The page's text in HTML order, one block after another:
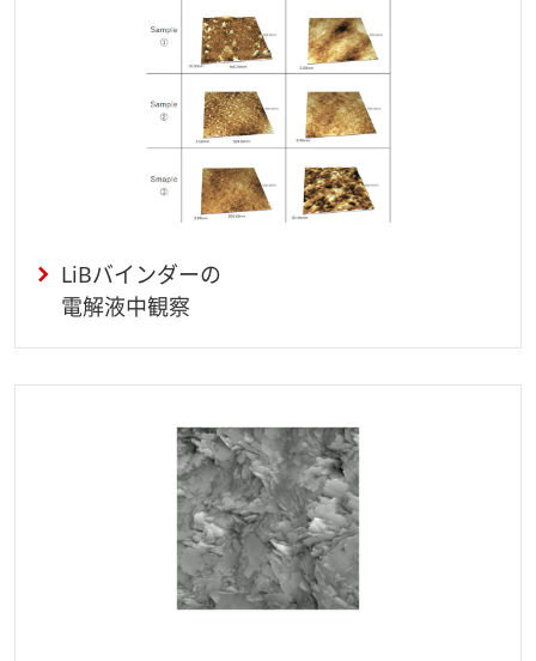
LiBバインダーの
電解液中観察